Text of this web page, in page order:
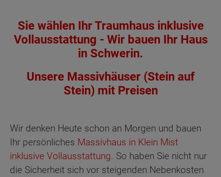
Sie wählen Ihr Traumhaus inklusive
Vollausstattung - Wir bauen Ihr Haus
in Schwerin.
Unsere Massivhäuser (Stein auf
Stein) mit Preisen
Wir denken Heute schon an Morgen und bauen
Ihr persönliches Massivhaus in Klein Mist
inklusive Vollausstattung. So haben Sie nicht nur
die Sicherheit sich vor steigenden Nebenkosten